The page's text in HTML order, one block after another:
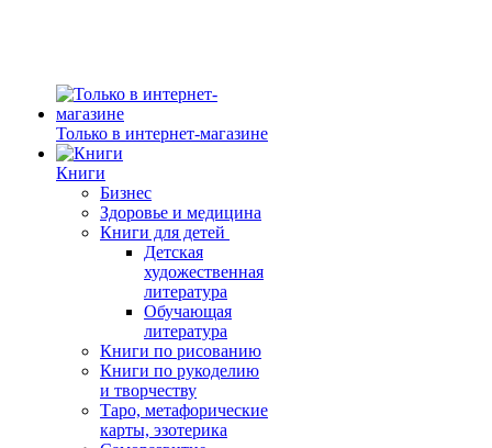
Только в интернет-магазине
Книги
Бизнес
Здоровье и медицина
Книги для детей
Детская
художественная
литература
Обучающая
литература
Книги по рисованию
Книги по рукоделию
и творчеству
Таро, метафорические
карты, эзотерика